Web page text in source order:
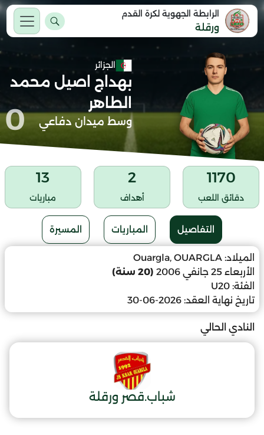
الرابطة الجهوية لكرة القدم
ورقلة
الجزائر
بهداج اصيل محمد
الطاهر
وسط ميدان دفاعي 0
1170
دقائق اللعب
2
أهداف
13
مباريات
التفاصيل المباريات المسيرة
الميلاد: Ouargla, OUARGLA
الأربعاء 25 جانفي 2006
(20 سنة)
الفئة: U20
تاريخ نهاية العقد: 2026-06-30
النادي الحالي
شباب.قصر ورقلة